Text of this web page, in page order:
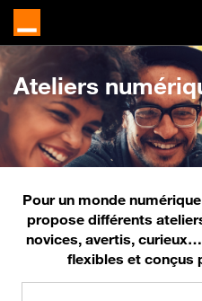
Ateliers
Pour un monde
propose différents
novices, avertis,
flexibles et conçus